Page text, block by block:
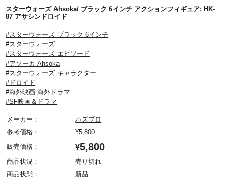
スターウォーズ Ahsoka/ ブラック 6インチ アクションフィギュア: HK-
87 アサシンドロイド
#スターウォーズ ブラック 6インチ
#スターウォーズ
#スターウォーズ エピソード
#アソーカ Ahsoka
#スターウォーズ キャラクター
#ドロイド
#海外映画 海外ドラマ
#SF映画＆ドラマ
メーカー：
ハズブロ
参考価格：
¥5,800
販売価格：
¥5,800
商品状況：
売り切れ
商品状態：
新品